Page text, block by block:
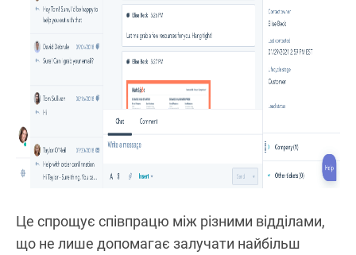
Це спрощує співпрацю між різними відділами,
що не лише допомагає залучати найбільш